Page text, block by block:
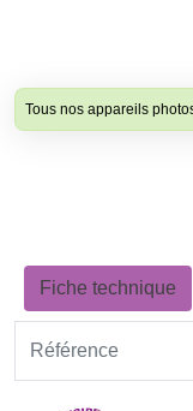
Tous nos appareils
Fiche technique
Référence